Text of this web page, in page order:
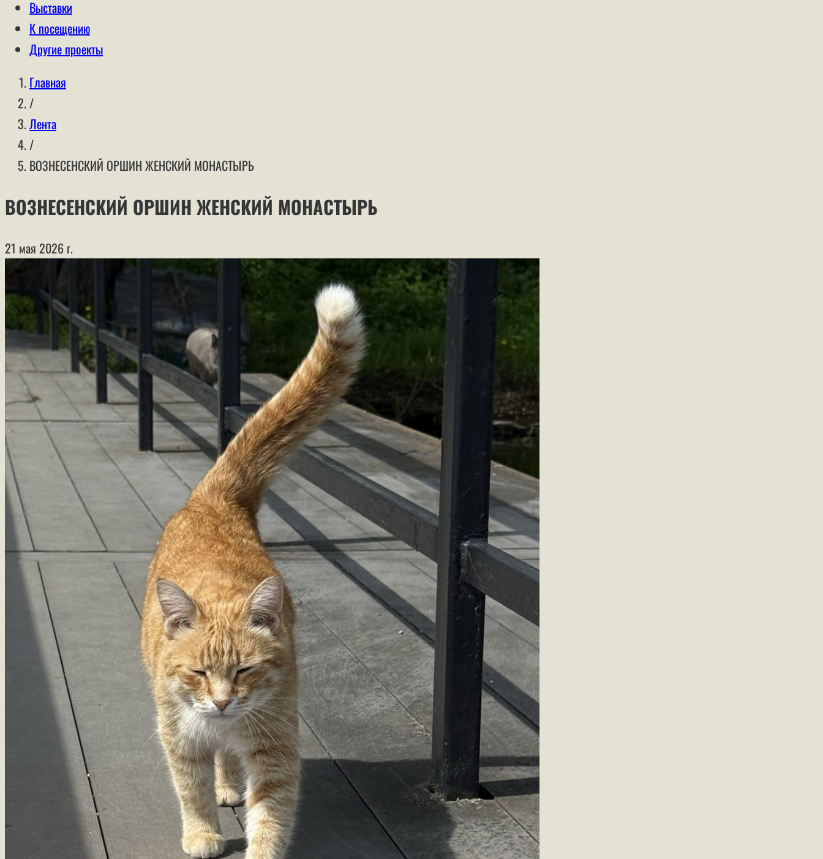
Выставки
К посещению
Другие проекты
Главная
/
Лента
/
ВОЗНЕСЕНСКИЙ ОРШИН ЖЕНСКИЙ МОНАСТЫРЬ
ВОЗНЕСЕНСКИЙ ОРШИН ЖЕНСКИЙ МОНАСТЫРЬ
21 мая 2026 г.